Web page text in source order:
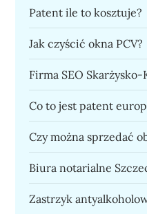
Patent ile to kosztuje?
Jak czyścić okna PCV?
Firma SEO Skarżysko-
Co to jest patent
Czy można sprzedać
Biura notarialne
Zastrzyk